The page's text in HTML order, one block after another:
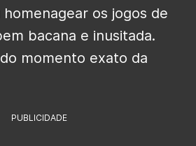
homenagear os jogos de
bacana e inusitada.
momento exato da
PUBLICIDADE